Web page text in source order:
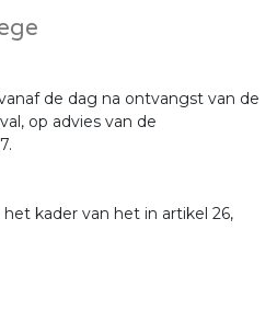
de dag na ontvangst van de
op advies van de
kader van het in artikel 26,